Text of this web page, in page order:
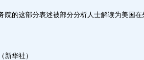
的这部分表述被部分分析人士解读为美国在
华社）